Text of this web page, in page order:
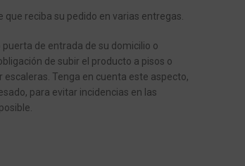
que reciba su pedido en varias entregas.
de entrada de su domicilio o
de subir el producto a pisos o
escaleras. Tenga en cuenta este aspecto,
para evitar incidencias en las